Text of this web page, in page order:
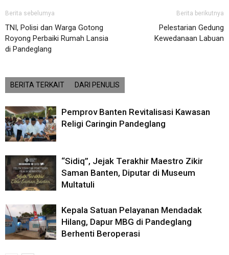
Berita sebelumya
TNI, Polisi dan Warga Gotong
Royong Perbaiki Rumah Lansia
di Pandeglang
Berita berikutnya
Pelestarian Gedung
Kewedanaan Labuan
BERITA TERKAIT DARI PENULIS
Pemprov Banten Revitalisasi Kawasan
Religi Caringin Pandeglang
“Sidiq”, Jejak Terakhir Maestro Zikir
Saman Banten, Diputar di Museum
Multatuli
Kepala Satuan Pelayanan Mendadak
Hilang, Dapur MBG di Pandeglang
Berhenti Beroperasi